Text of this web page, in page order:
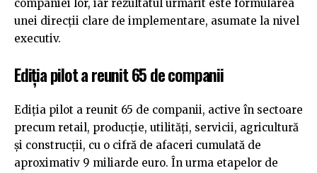
companiei lor, iar rezultatul urmărit este formularea
unei direcții clare de implementare, asumate la nivel
executiv.
Ediția pilot a reunit 65 de companii
Ediția pilot a reunit 65 de companii, active în sectoare
precum retail, producție, utilități, servicii, agricultură
și construcții, cu o cifră de afaceri cumulată de
aproximativ 9 miliarde euro. În urma etapelor de